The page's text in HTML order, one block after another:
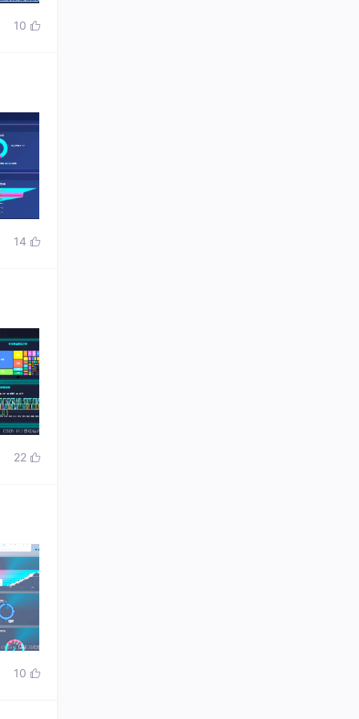
10 
14 
22 
10 